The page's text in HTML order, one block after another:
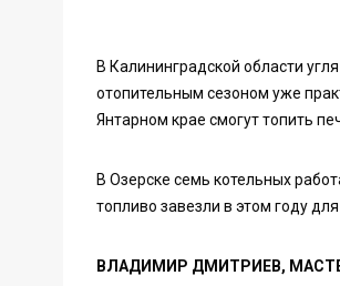
В Калининградской области
отопительным сезоном уже
Янтарном крае смогут топить
В Озерске семь котельных
топливо завезли в этом году
ВЛАДИМИР ДМИТРИЕВ,